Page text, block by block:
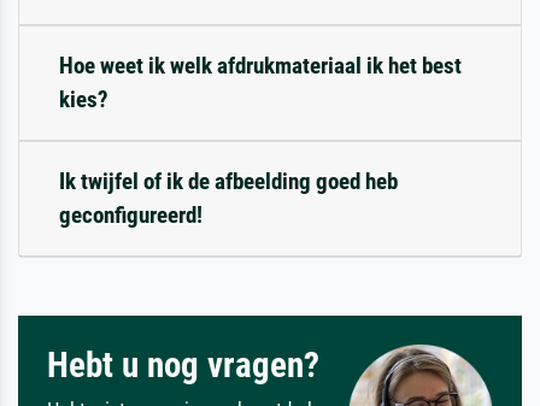
Hoe weet ik welk afdrukmateriaal ik het best
kies?
Ik twijfel of ik de afbeelding goed heb
geconfigureerd!
Hebt u nog vragen?